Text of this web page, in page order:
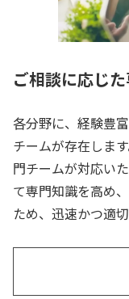
ご相談に応じ
各分野に、経験豊
チームが存在しま
門チームが対応い
て専門知識を高め
ため、迅速かつ適